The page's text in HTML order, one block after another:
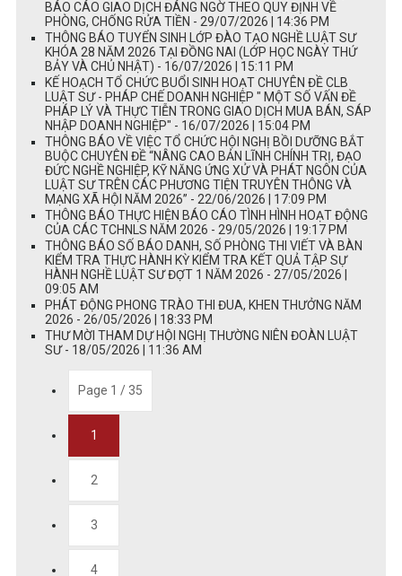
BÁO CÁO GIAO DỊCH ĐÁNG NGỜ THEO QUY ĐỊNH VỀ
PHÒNG, CHỐNG RỬA TIỀN - 29/07/2026 | 14:36 PM
THÔNG BÁO TUYỂN SINH LỚP ĐÀO TẠO NGHỀ LUẬT SƯ
KHÓA 28 NĂM 2026 TẠI ĐỒNG NAI (LỚP HỌC NGÀY THỨ
BẢY VÀ CHỦ NHẬT) - 16/07/2026 | 15:11 PM
KẾ HOẠCH TỔ CHỨC BUỔI SINH HOẠT CHUYÊN ĐỀ CLB
LUẬT SƯ - PHÁP CHẾ DOANH NGHIỆP " MỘT SỐ VẤN ĐỀ
PHÁP LÝ VÀ THỰC TIỄN TRONG GIAO DỊCH MUA BÁN, SÁP
NHẬP DOANH NGHIỆP" - 16/07/2026 | 15:04 PM
THÔNG BÁO VỀ VIỆC TỔ CHỨC HỘI NGHỊ BỒI DƯỠNG BẮT
BUỘC CHUYÊN ĐỀ “NÂNG CAO BẢN LĨNH CHÍNH TRỊ, ĐẠO
ĐỨC NGHỀ NGHIỆP, KỸ NĂNG ỨNG XỬ VÀ PHÁT NGÔN CỦA
LUẬT SƯ TRÊN CÁC PHƯƠNG TIỆN TRUYÊN THÔNG VÀ
MẠNG XÃ HỘI NĂM 2026” - 22/06/2026 | 17:09 PM
THÔNG BÁO THỰC HIỆN BÁO CÁO TÌNH HÌNH HOẠT ĐỘNG
CỦA CÁC TCHNLS NĂM 2026 - 29/05/2026 | 19:17 PM
THÔNG BÁO SỐ BÁO DANH, SỐ PHÒNG THI VIẾT VÀ BÀN
KIỂM TRA THỰC HÀNH KỲ KIỂM TRA KẾT QUẢ TẬP SỰ
HÀNH NGHỀ LUẬT SƯ ĐỢT 1 NĂM 2026 - 27/05/2026 |
09:05 AM
PHÁT ĐỘNG PHONG TRÀO THI ĐUA, KHEN THƯỞNG NĂM
2026 - 26/05/2026 | 18:33 PM
THƯ MỜI THAM DỰ HỘI NGHỊ THƯỜNG NIÊN ĐOÀN LUẬT
SƯ - 18/05/2026 | 11:36 AM
Page 1 / 35
1
2
3
4